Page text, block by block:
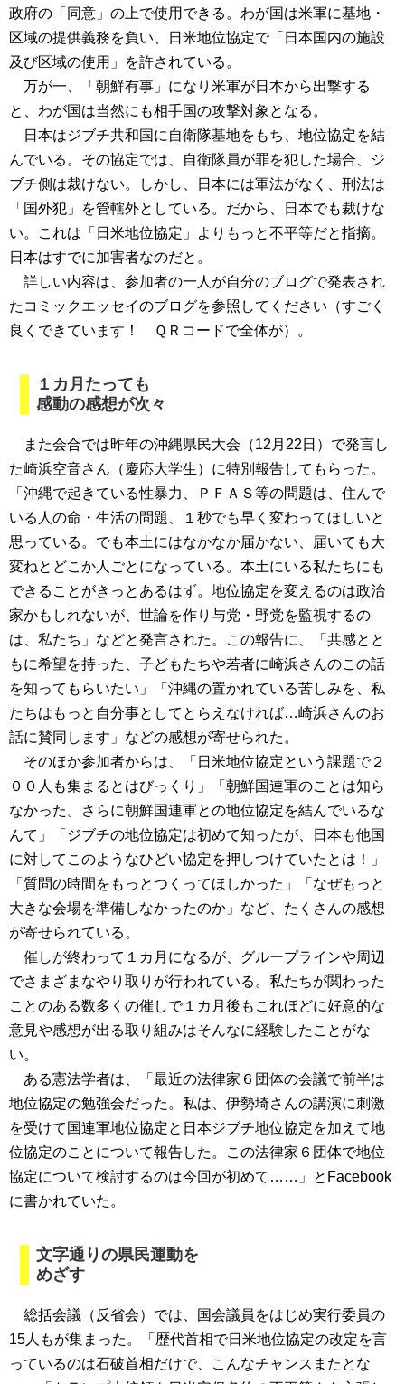
政府の「同意」の上で使用できる。わが国は米軍に基地・
区域の提供義務を負い、日米地位協定で「日本国内の施設
及び区域の使用」を許されている。
万が一、「朝鮮有事」になり米軍が日本から出撃する
と、わが国は当然にも相手国の攻撃対象となる。
日本はジブチ共和国に自衛隊基地をもち、地位協定を結
んでいる。その協定では、自衛隊員が罪を犯した場合、ジ
ブチ側は裁けない。しかし、日本には軍法がなく、刑法は
「国外犯」を管轄外としている。だから、日本でも裁けな
い。これは「日米地位協定」よりもっと不平等だと指摘。
日本はすでに加害者なのだと。
詳しい内容は、参加者の一人が自分のブログで発表され
たコミックエッセイのブログを参照してください（すごく
良くできています！ ＱＲコードで全体が）。
１カ月たっても
感動の感想が次々
また会合では昨年の沖縄県民大会（12月22日）で発言し
た崎浜空音さん（慶応大学生）に特別報告してもらった。
「沖縄で起きている性暴力、ＰＦＡＳ等の問題は、住んで
いる人の命・生活の問題、１秒でも早く変わってほしいと
思っている。でも本土にはなかなか届かない、届いても大
変ねとどこか人ごとになっている。本土にいる私たちにも
できることがきっとあるはず。地位協定を変えるのは政治
家かもしれないが、世論を作り与党・野党を監視するの
は、私たち」などと発言された。この報告に、「共感とと
もに希望を持った、子どもたちや若者に崎浜さんのこの話
を知ってもらいたい」「沖縄の置かれている苦しみを、私
たちはもっと自分事としてとらえなければ…崎浜さんのお
話に賛同します」などの感想が寄せられた。
そのほか参加者からは、「日米地位協定という課題で２
００人も集まるとはびっくり」「朝鮮国連軍のことは知ら
なかった。さらに朝鮮国連軍との地位協定を結んでいるな
んて」「ジブチの地位協定は初めて知ったが、日本も他国
に対してこのようなひどい協定を押しつけていたとは！」
「質問の時間をもっとつくってほしかった」「なぜもっと
大きな会場を準備しなかったのか」など、たくさんの感想
が寄せられている。
催しが終わって１カ月になるが、グループラインや周辺
でさまざまなやり取りが行われている。私たちが関わった
ことのある数多くの催しで１カ月後もこれほどに好意的な
意見や感想が出る取り組みはそんなに経験したことがな
い。
ある憲法学者は、「最近の法律家６団体の会議で前半は
地位協定の勉強会だった。私は、伊勢埼さんの講演に刺激
を受けて国連軍地位協定と日本ジブチ地位協定を加えて地
位協定のことについて報告した。この法律家６団体で地位
協定について検討するのは今回が初めて……」とFacebook
に書かれていた。
文字通りの県民運動を
めざす
総括会議（反省会）では、国会議員をはじめ実行委員の
15人もが集まった。「歴代首相で日米地位協定の改定を言
っているのは石破首相だけで、こんなチャンスまたとな